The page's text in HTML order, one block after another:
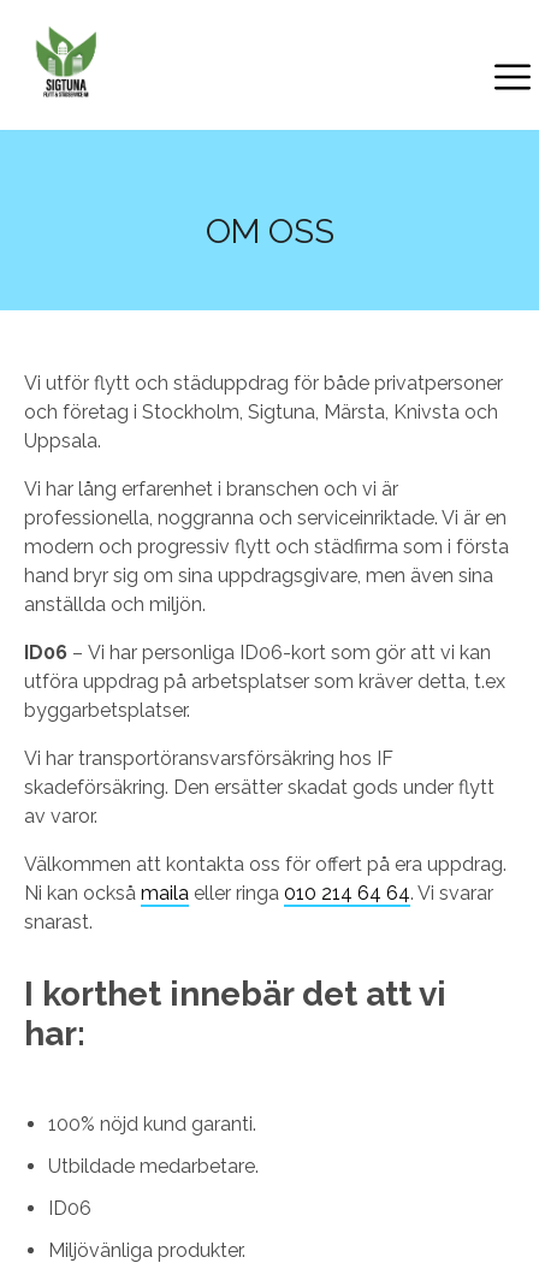
×
OM OSS
Vi utför flytt och städuppdrag för både privatpersoner
och företag i Stockholm, Sigtuna, Märsta, Knivsta och
Uppsala.
Vi har lång erfarenhet i branschen och vi är
professionella, noggranna och serviceinriktade. Vi är en
modern och progressiv flytt och städfirma som i första
hand bryr sig om sina uppdragsgivare, men även sina
anställda och miljön.
ID06 – Vi har personliga ID06-kort som gör att vi kan
utföra uppdrag på arbetsplatser som kräver detta, t.ex
byggarbetsplatser.
Vi har transportöransvarsförsäkring hos IF
skadeförsäkring. Den ersätter skadat gods under flytt
av varor.
Välkommen att kontakta oss för offert på era uppdrag.
Ni kan också maila eller ringa 010 214 64 64. Vi svarar
snarast.
I korthet innebär det att vi
har:
100% nöjd kund garanti.
Utbildade medarbetare.
ID06
Miljövänliga produkter.